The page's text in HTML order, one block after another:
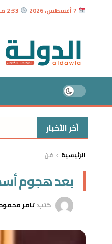
آخر الأخبار
الرئيسية فن
بعد هجوم أسد
كتب:تامر محمود